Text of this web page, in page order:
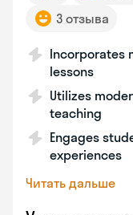
3 отзыва
Incorporates
lessons
Utilizes
teaching
Engages
experiences
Читать дальше